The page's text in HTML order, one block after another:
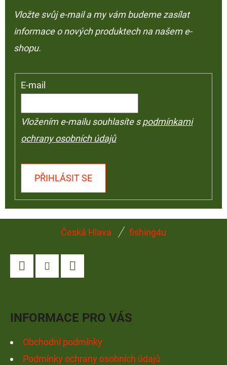
Vložte svůj e-mail a my vám budeme zasílat
informace o nových produktech na našem e-
shopu.
E-mail
Vložením e-mailu souhlasíte spodmínkami
ochrany osobních údajů
PŘIHLÁSIT SE
Česká Hlava fishing4u
INFORMACE PRO VÁS
Obchodní podmínky
Podmínky ochrany osobních údajů